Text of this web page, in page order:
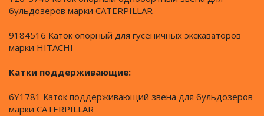
бульдозеров марки CATERPILLAR
9184516 Каток опорный для гусеничных экскаваторов
марки HITACHI
Катки поддерживающие:
6Y1781 Каток поддерживающий звена для бульдозеров
марки CATERPILLAR